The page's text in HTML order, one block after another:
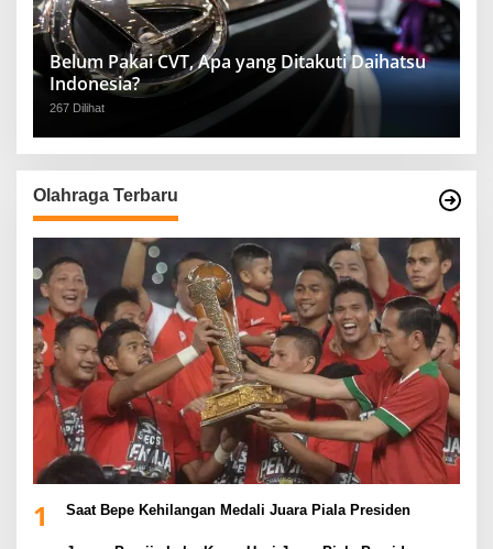
Belum Pakai CVT, Apa yang Ditakuti Daihatsu
Indonesia?
267 Dilihat
Olahraga Terbaru
1 Saat Bepe Kehilangan Medali Juara Piala Presiden